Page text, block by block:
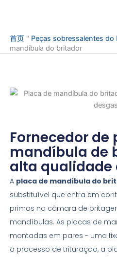
conteúdo
首页 " Peças sobressalentes do
mandíbula do britador
Fornecedor de
mandíbula de
alta qualidade
A placa de mandíbula do
substituível que entra em
primas na câmara de
mandíbulas. As placas de
montadas em pares - uma
o processo de trituração, a